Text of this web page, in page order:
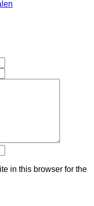
in this browser for the